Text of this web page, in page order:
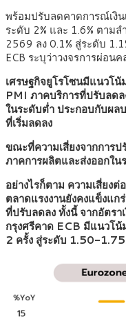
พร้อมปรับลดคาดการณ์เงิ
ระดับ 2% และ 1.6% ตาม
2569 ลง 0.1% สู่ระดับ
ECB ระบุว่าวงจรการผ่อน
เศรษฐกิจยูโรโซนมีแนวโ
PMI ภาคบริการที่ปรับลดล
ในระดับต่ำ ประกอบกับผ
ที่เริ่มลดลง
ขณะที่ความเสี่ยงจากการ
ภาคการผลิตและส่งออกใน
อย่างไรก็ตาม ความเสี่ยง
ตลาดแรงงานยังคงแข็งแก
ที่ปรับลดลง ทั้งนี้ จากอัตรา
กรุงศรีคาด ECB มีแนวโ
2 ครั้ง สู่ระดับ 1.50-